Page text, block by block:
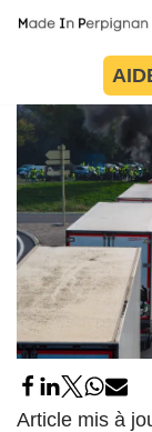
contenu
Article mis à